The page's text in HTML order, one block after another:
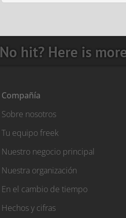
No hit? Here is
Compañía
Sobre nosotros
Tu equipo freek
Nuestro negocio principal
Nuestra organización
En el cambio de tiempo
Hechos y cifras